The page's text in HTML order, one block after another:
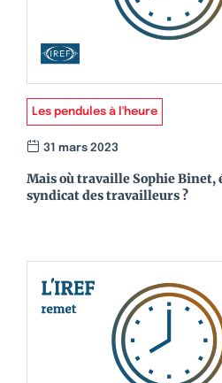
Les pendules à l'heure
31 mars 2023
Mais où travaille Sophie Binet,
syndicat des travailleurs ?